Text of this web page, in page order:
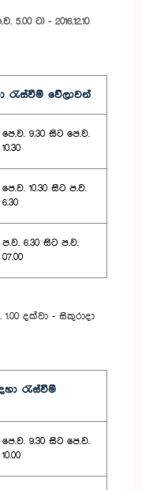
ට) - 2016.12.10
රැස්වීම් වේලාවන්
පෙ.ව. 9.30 සිට පෙ.ව.
10.30
පෙ.ව. 10.30 සිට ප.ව.
6.30
ප.ව. 6.30 සිට ප.ව.
07.00
දක්වා - සිකුරාදා
රැස්වීම්
පෙ.ව. 9.30 සිට පෙ.ව.
10.00